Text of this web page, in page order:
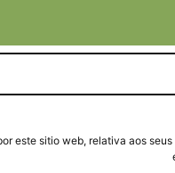
este sitio web, relativa aos